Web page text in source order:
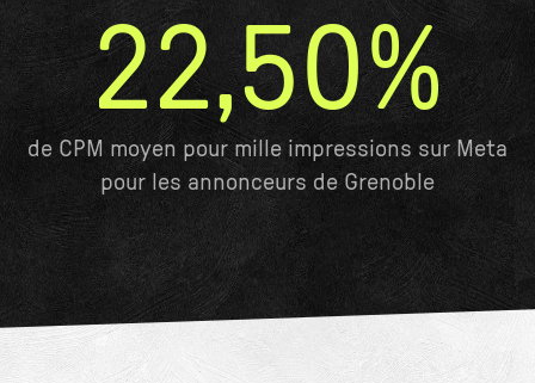
22,50%
de CPM moyen pour mille impressions sur Meta
pour les annonceurs de Grenoble